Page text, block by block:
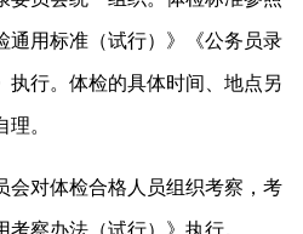
通用标准（试行）》《公务员录
执行。体检的具体时间、地点另
。
会对体检合格人员组织考察，考